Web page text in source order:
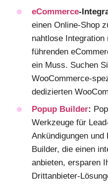
eCommerce-
einen Online-Shop
nahtlose
führenden
ein Muss. Suchen
WooCommerce-
dedizierten
Popup Builder:
Werkzeuge für
Ankündigungen und
Builder, die einen
anbieten, ersparen
Drittanbieter-